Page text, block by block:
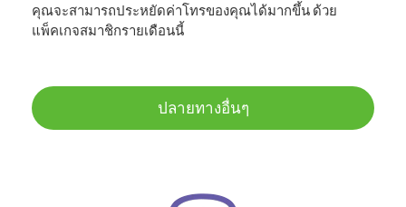
คุณจะสามารถประหยัดค่าโทรของคุณได้มากขึ้น ด้วย
แพ็คเกจสมาชิกรายเดือนนี้
ปลายทางอื่นๆ